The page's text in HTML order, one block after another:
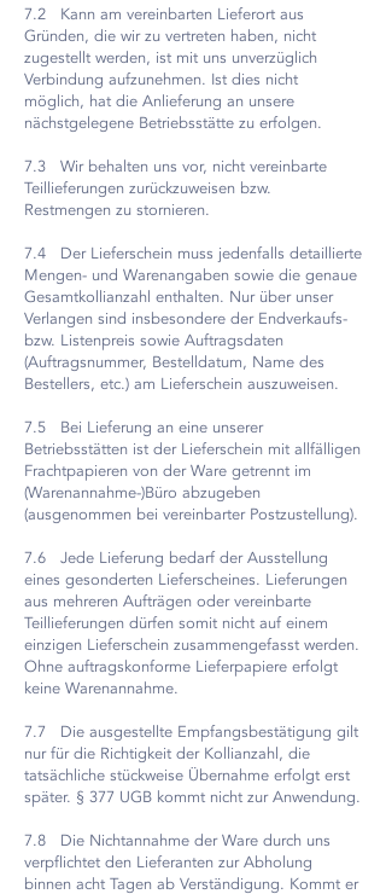
7.2 Kann am vereinbarten Lieferort aus
Gründen, die wir zu vertreten haben, nicht
zugestellt werden, ist mit uns unverzüglich
Verbindung aufzunehmen. Ist dies nicht
möglich, hat die Anlieferung an unsere
nächstgelegene Betriebsstätte zu erfolgen.
7.3 Wir behalten uns vor, nicht vereinbarte
Teillieferungen zurückzuweisen bzw.
Restmengen zu stornieren.
7.4 Der Lieferschein muss jedenfalls detaillierte
Mengen- und Warenangaben sowie die genaue
Gesamtkollianzahl enthalten. Nur über unser
Verlangen sind insbesondere der Endverkaufs-
bzw. Listenpreis sowie Auftragsdaten
(Auftragsnummer, Bestelldatum, Name des
Bestellers, etc.) am Lieferschein auszuweisen.
7.5 Bei Lieferung an eine unserer
Betriebsstätten ist der Lieferschein mit allfälligen
Frachtpapieren von der Ware getrennt im
(Warenannahme-)Büro abzugeben
(ausgenommen bei vereinbarter Postzustellung).
7.6 Jede Lieferung bedarf der Ausstellung
eines gesonderten Lieferscheines. Lieferungen
aus mehreren Aufträgen oder vereinbarte
Teillieferungen dürfen somit nicht auf einem
einzigen Lieferschein zusammengefasst werden.
Ohne auftragskonforme Lieferpapiere erfolgt
keine Warenannahme.
7.7 Die ausgestellte Empfangsbestätigung gilt
nur für die Richtigkeit der Kollianzahl, die
tatsächliche stückweise Übernahme erfolgt erst
später. § 377 UGB kommt nicht zur Anwendung.
7.8 Die Nichtannahme der Ware durch uns
verpflichtet den Lieferanten zur Abholung
binnen acht Tagen ab Verständigung. Kommt er